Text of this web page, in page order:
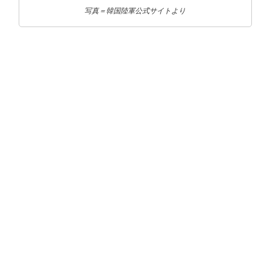
写真＝韓国陸軍公式サイトより